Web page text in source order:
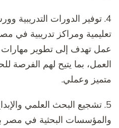
4. توفير الدورات
تعليمية ومراكز تدريبية في
عمل تهدف إلى تطوير مهارات
العمل، بما يتيح لهم
متميز وعملي.
5. تشجيع البحث العلمي
والمؤسسات البحثية في مصر